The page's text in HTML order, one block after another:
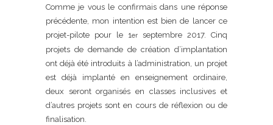
Comme je vous le confirmais dans une réponse
précédente, mon intention est bien de lancer ce
projet-pilote pour le 1er septembre 2017. Cinq
projets de demande de création d’implantation
ont déjà été introduits à l’administration, un projet
est déjà implanté en enseignement ordinaire,
deux seront organisés en classes inclusives et
d’autres projets sont en cours de réflexion ou de
finalisation.